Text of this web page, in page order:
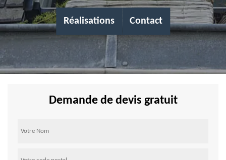
Réalisations Contact
Demande de devis gratuit